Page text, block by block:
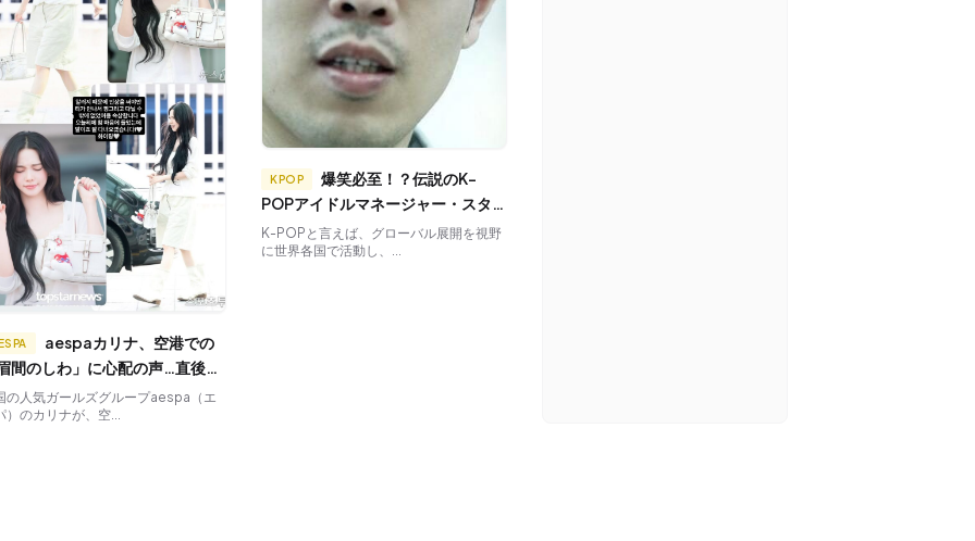
間のしわ」に心配の声…直後に
レルギーが原因」と説明
の人気ガールズグループaespa（エ
）のカリナが、空...
KPOP
POPアイドルマネージャー・スタッ
フたち
K-POPと言えば、グローバル展開を視野
に世界各国で活動し、...